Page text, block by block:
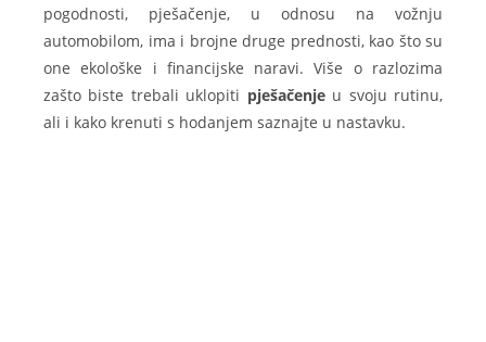
pogodnosti, pješačenje, u odnosu na vožnju
automobilom, ima i brojne druge prednosti, kao što su
one ekološke i financijske naravi. Više o razlozima
zašto biste trebali uklopiti pješačenjeu svoju rutinu,
ali i kako krenuti s hodanjem saznajte u nastavku.